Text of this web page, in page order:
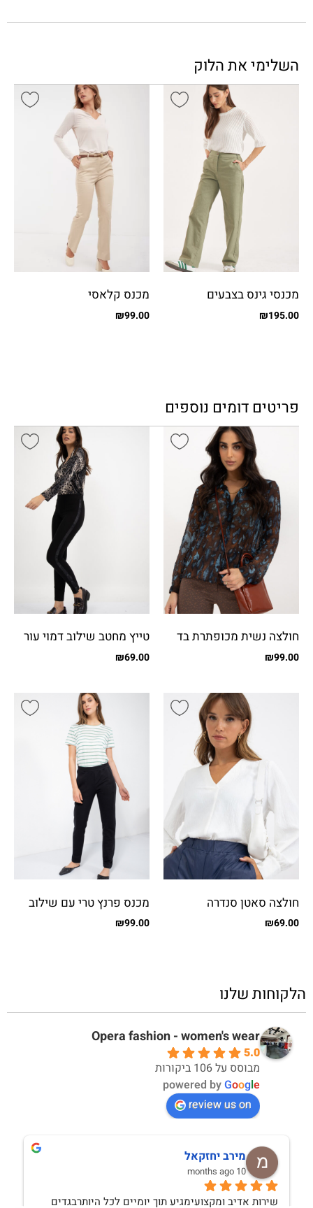
השלימי את הלוק
מכנסי גינס בצבעים
₪195.00
מכנס קלאסי
₪99.00
פריטים דומים נוספים
חולצה נשית מכופתרת בד
שיפון מקומט
₪99.00
טייץ מחטב שילוב דמוי עור
נחש ₪69.00
חולצה סאטן סנדרה
₪69.00
מכנס פרנץ טרי עם שילוב
בצד ₪99.00
הלקוחות שלנו
Opera fashion - women's wear
5.0
מבוסס על 106 ביקורות
powered byGoogle
review us on
מירב יחזקאל
10 months ago